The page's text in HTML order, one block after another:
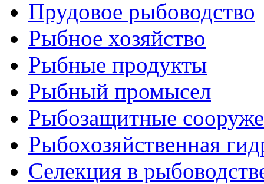
Прудовое рыбоводство
Рыбное хозяйство
Рыбные продукты
Рыбный промысел
Рыбозащитные
Рыбохозяйственная
Селекция в